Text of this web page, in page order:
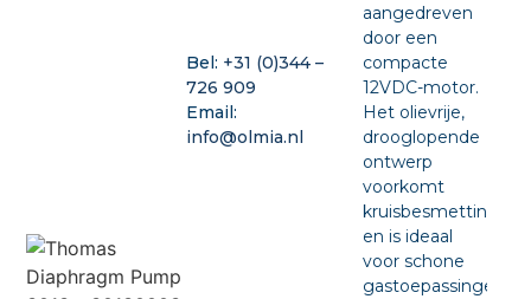
Bel: +31 (0)344 –
726 909
Email:
info@olmia.nl
aangedreven
door een
compacte
12VDC-motor.
Het olievrije,
drooglopende
ontwerp
voorkomt
kruisbesmetting
en is ideaal
voor schone
gastoepassingen